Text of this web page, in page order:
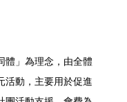
體」為理念，由全體
活動，主要用於促進